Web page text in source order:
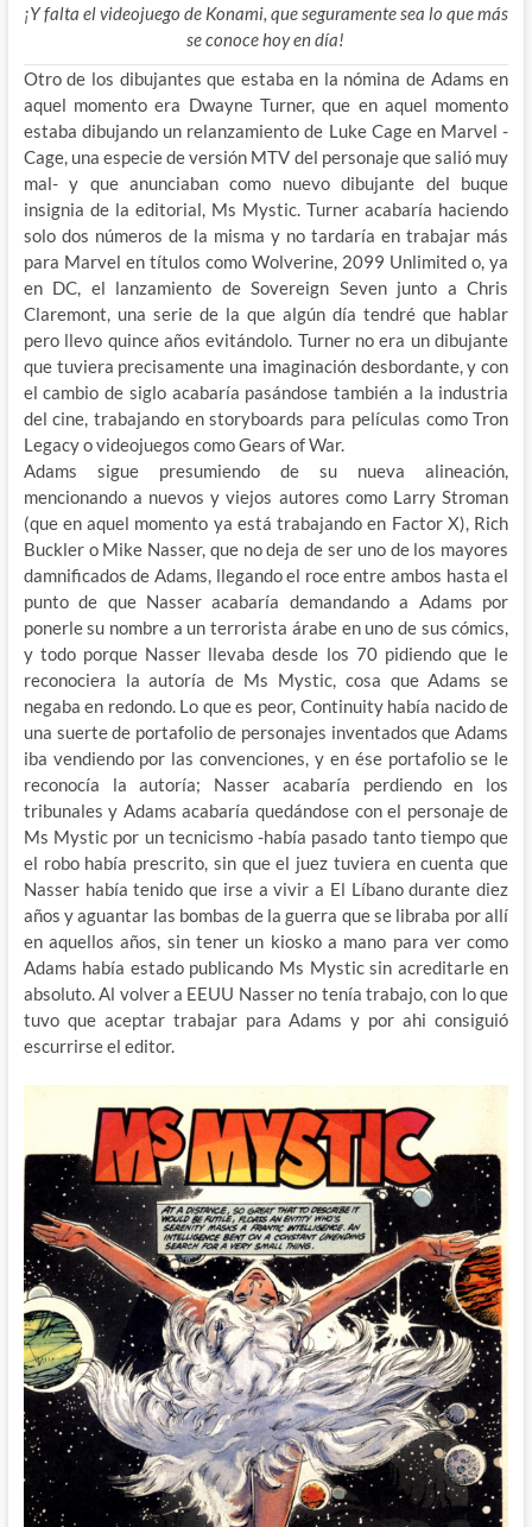
¡Y falta el videojuego de Konami, que seguramente sea lo que más
se conoce hoy en día!
Otro de los dibujantes que estaba en la nómina de Adams en
aquel momento era Dwayne Turner, que en aquel momento
estaba dibujando un relanzamiento de Luke Cage en Marvel -
Cage, una especie de versión MTV del personaje que salió muy
mal- y que anunciaban como nuevo dibujante del buque
insignia de la editorial, Ms Mystic. Turner acabaría haciendo
solo dos números de la misma y no tardaría en trabajar más
para Marvel en títulos como Wolverine, 2099 Unlimited o, ya
en DC, el lanzamiento de Sovereign Seven junto a Chris
Claremont, una serie de la que algún día tendré que hablar
pero llevo quince años evitándolo. Turner no era un dibujante
que tuviera precisamente una imaginación desbordante, y con
el cambio de siglo acabaría pasándose también a la industria
del cine, trabajando en storyboards para películas como Tron
Legacy o videojuegos como Gears of War.
Adams sigue presumiendo de su nueva alineación,
mencionando a nuevos y viejos autores como Larry Stroman
(que en aquel momento ya está trabajando en Factor X), Rich
Buckler o Mike Nasser, que no deja de ser uno de los mayores
damnificados de Adams, llegando el roce entre ambos hasta el
punto de que Nasser acabaría demandando a Adams por
ponerle su nombre a un terrorista árabe en uno de sus cómics,
y todo porque Nasser llevaba desde los 70 pidiendo que le
reconociera la autoría de Ms Mystic, cosa que Adams se
negaba en redondo. Lo que es peor, Continuity había nacido de
una suerte de portafolio de personajes inventados que Adams
iba vendiendo por las convenciones, y en ése portafolio se le
reconocía la autoría; Nasser acabaría perdiendo en los
tribunales y Adams acabaría quedándose con el personaje de
Ms Mystic por un tecnicismo -había pasado tanto tiempo que
el robo había prescrito, sin que el juez tuviera en cuenta que
Nasser había tenido que irse a vivir a El Líbano durante diez
años y aguantar las bombas de la guerra que se libraba por allí
en aquellos años, sin tener un kiosko a mano para ver como
Adams había estado publicando Ms Mystic sin acreditarle en
absoluto. Al volver a EEUU Nasser no tenía trabajo, con lo que
tuvo que aceptar trabajar para Adams y por ahi consiguió
escurrirse el editor.